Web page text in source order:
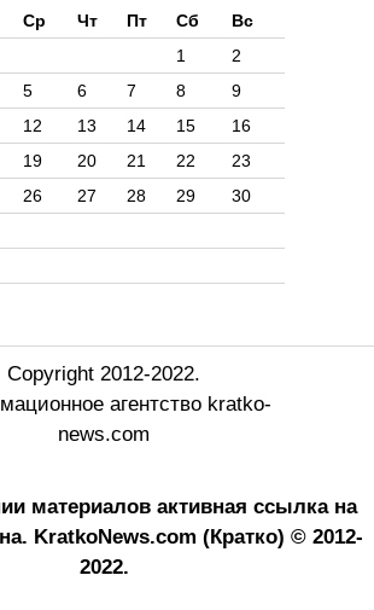
Ср Чт Пт Сб Вс
1
2
5 6 7 8
9
12 13 14 15
16
19 20 21 22
23
26 27 28 29
30
Copyright 2012-2022.
агентство kratko-
news.com
материалов активная ссылка на
KratkoNews.com (Кратко) © 2012-
2022.